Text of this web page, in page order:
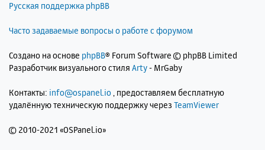
Русская поддержка phpBB
Часто задаваемые вопросы о работе с форумом
Создано на основе phpBB® Forum Software © phpBB Limited
Разработчик визуального стиля Arty- MrGaby
Контакты: info@ospanel.io , предоставляем бесплатную
удалённую техническую поддержку через TeamViewer
© 2010-2021 «OSPanel.io»